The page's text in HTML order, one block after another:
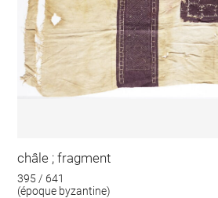
châle ; fragment
395 / 641
(époque byzantine)